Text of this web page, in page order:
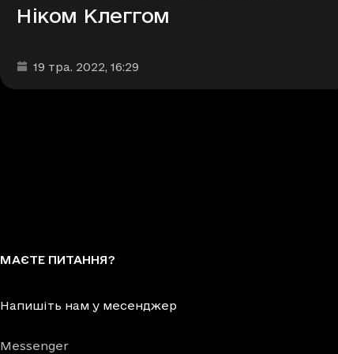
Ніком Клеггом
Дата та час публікації
19 тра. 2022, 16:29
МАЄТЕ ПИТАННЯ?
Напишіть нам у месенджер
Messenger